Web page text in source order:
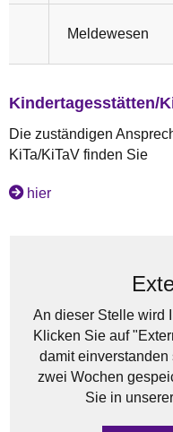
Meldewesen
Kindertagesstätten/
Die zuständigen
KiTa/KiTaV finden Sie
hier
An dieser Stelle wird
Klicken Sie auf
damit
zwei Wochen
Sie in unserer